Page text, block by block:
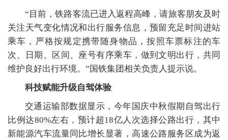
“目前，铁路客流已进入返程高峰，请旅客朋友及时
关注天气变化情况和出行服务信息，预留充足时间进站
乘车，严格按规定携带随身物品，按照车票标注的车
次、日期、区间、座号有序乘车，做到文明出行，共同
维护良好出行环境。”国铁集团相关负责人提示说。
科技赋能升级自驾体验
交通运输部数据显示，今年国庆中秋假期自驾出行
比例达80%左右，预计超18亿人次选择公路出行，其中
新能源汽车流量同比增长显著，高速公路服务区成为返